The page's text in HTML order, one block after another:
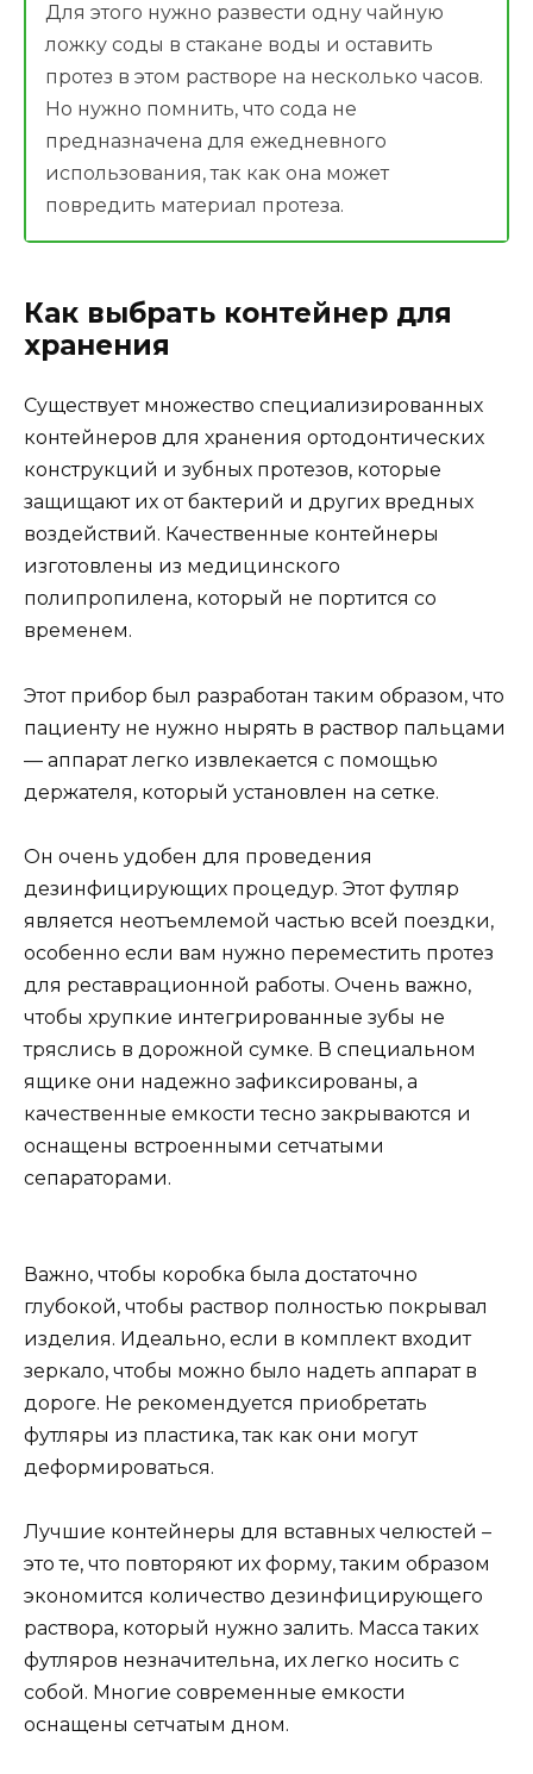
Для этого нужно развести одну чайную
ложку соды в стакане воды и оставить
протез в этом растворе на несколько часов.
Но нужно помнить, что сода не
предназначена для ежедневного
использования, так как она может
повредить материал протеза.
Как выбрать контейнер для
хранения
Существует множество специализированных
контейнеров для хранения ортодонтических
конструкций и зубных протезов, которые
защищают их от бактерий и других вредных
воздействий. Качественные контейнеры
изготовлены из медицинского
полипропилена, который не портится со
временем.
Этот прибор был разработан таким образом, что
пациенту не нужно нырять в раствор пальцами
— аппарат легко извлекается с помощью
держателя, который установлен на сетке.
Он очень удобен для проведения
дезинфицирующих процедур. Этот футляр
является неотъемлемой частью всей поездки,
особенно если вам нужно переместить протез
для реставрационной работы. Очень важно,
чтобы хрупкие интегрированные зубы не
тряслись в дорожной сумке. В специальном
ящике они надежно зафиксированы, а
качественные емкости тесно закрываются и
оснащены встроенными сетчатыми
сепараторами.
Важно, чтобы коробка была достаточно
глубокой, чтобы раствор полностью покрывал
изделия. Идеально, если в комплект входит
зеркало, чтобы можно было надеть аппарат в
дороге. Не рекомендуется приобретать
футляры из пластика, так как они могут
деформироваться.
Лучшие контейнеры для вставных челюстей –
это те, что повторяют их форму, таким образом
экономится количество дезинфицирующего
раствора, который нужно залить. Масса таких
футляров незначительна, их легко носить с
собой. Многие современные емкости
оснащены сетчатым дном.